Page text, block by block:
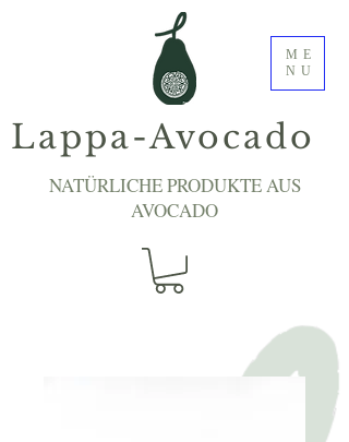
ME
NU
Lappa-Avocado
NATÜRLICHE PRODUKTE AUS
AVOCADO